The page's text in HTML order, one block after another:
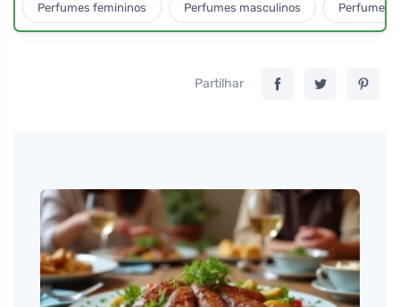
Perfumes femininos Perfumes masculinos Perfumes
Partilhar